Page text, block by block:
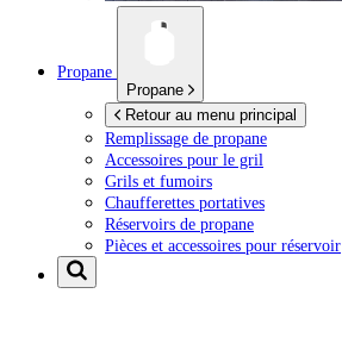
Propane
Propane
Retour au menu principal
Remplissage de propane
Accessoires pour le gril
Grils et fumoirs
Chaufferettes portatives
Réservoirs de propane
Pièces et accessoires pour réservoir